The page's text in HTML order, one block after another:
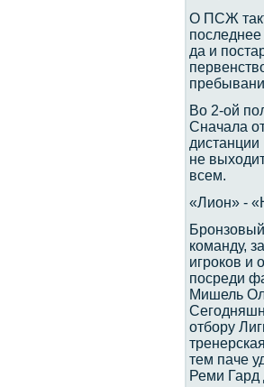
О ПСЖ
да и
Во 2-ой
Сначала
не
всем.
«Лион» -
команду,
игроков и
посреди
Мишель
отбору
тем паче
Реми Гард